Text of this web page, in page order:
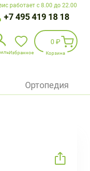
работает с 8.00 до 22.00
+7 495 419 18 18
Избранное
0 ₽
Корзина
Ортопедия